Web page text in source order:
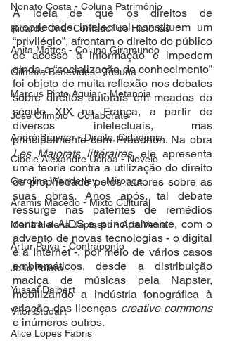
Nonato Costa - Coluna Patrimônio
Ricardo Oriá -Contador de Histórias
Anita Mattes - Coluna Giramundo
Gilmara Benevides - Tribuna
Marcus Pinto Aguiar - Metanoia
José Olímpio - Collaborate
André Brayner - Direito, Cidadania
Cibele Alexandre Uchoa - Novelo
Carolina Wanderley - Mironga
Aramis Macêdo - Mixto Cultural
Maria Helena Japiassu - Arte Venia
Artur Paiva - Contraponto
João Polaro
Yussef Daibert
Vitor Studart
Alice Lopes Fabris
A ideia de que os direitos de
propriedade intelectual constituem um
“privilégio”, afrontam o direito do público
de acesso à informação e impedem
ainda a “socialização do conhecimento”
foi objeto de muita reflexão nos debates
sobre direitos autorais em meados do
século XIX na França, a partir de
diversos intelectuais, mas
Les Majorats littéraires, ele apresenta
uma teoria contra a utilização do direito
de propriedade pelos autores sobre as
suas obras. Anos após, tal debate
ressurge nas patentes de remédios
contra a AIDS e, principalmente, com o
advento de novas tecnologias - o digital
e a Internet -, por meio de vários casos
emblemáticos, desde a distribuição
maciça de músicas pela Napster,
mobilizando a indústria fonográfica à
criação das licenças creative commons
e inúmeros outros.